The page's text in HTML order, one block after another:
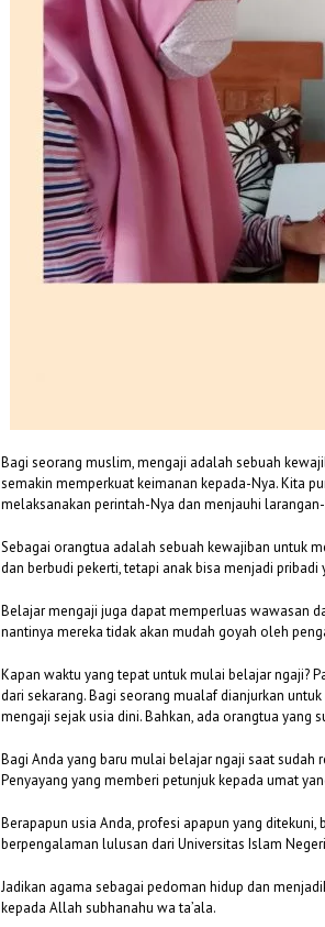
Bagi seorang muslim, mengaji adalah sebuah
semakin memperkuat keimanan kepada-Nya. Kita
melaksanakan perintah-Nya dan menjauhi
Sebagai orangtua adalah sebuah kewajiban untuk
dan berbudi pekerti, tetapi anak bisa menjadi
Belajar mengaji juga dapat memperluas wawasan
nantinya mereka tidak akan mudah goyah oleh
Kapan waktu yang tepat untuk mulai belajar ngaji?
dari sekarang. Bagi seorang mualaf dianjurkan
mengaji sejak usia dini. Bahkan, ada orangtua yang
Bagi Anda yang baru mulai belajar ngaji saat sudah
Penyayang yang memberi petunjuk kepada umat
Berapapun usia Anda, profesi apapun yang
berpengalaman lulusan dari Universitas Islam
Jadikan agama sebagai pedoman hidup dan
kepada Allah subhanahu wa ta’ala.